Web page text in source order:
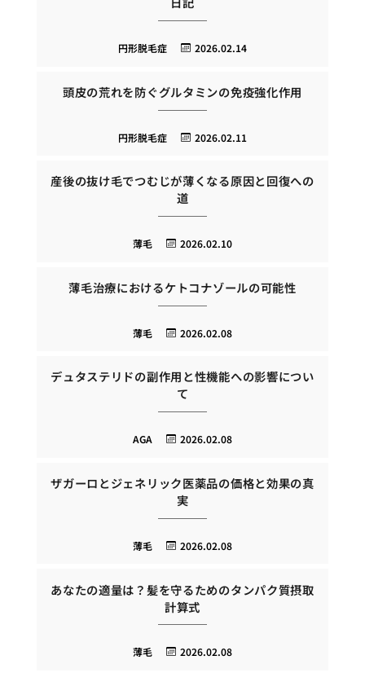
2026.02.14
円形脱毛症
頭皮の荒れを防ぐグルタミンの免疫強化作用
2026.02.11
円形脱毛症
産後の抜け毛でつむじが薄くなる原因と回復への
道
2026.02.10
薄毛
薄毛治療におけるケトコナゾールの可能性
2026.02.08
薄毛
デュタステリドの副作用と性機能への影響につい
て
2026.02.08
AGA
ザガーロとジェネリック医薬品の価格と効果の真
実
2026.02.08
薄毛
あなたの適量は？髪を守るためのタンパク質摂取
計算式
2026.02.08
薄毛